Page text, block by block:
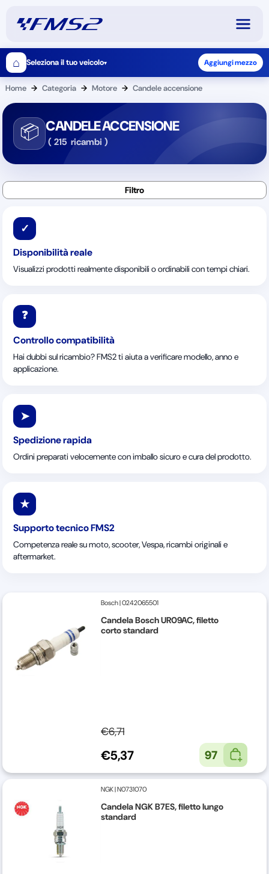
⌂ Seleziona il tuo veicolo▾ Aggiungi mezzo
Home → Categoria → Motore → Candele accensione
📦 CANDELE ACCENSIONE
( 215 ricambi )
✓
Disponibilità reale
Visualizzi prodotti realmente disponibili o ordinabili con tempi chiari.
❓
Controllo compatibilità
Hai dubbi sul ricambio? FMS2 ti aiuta a verificare modello, anno e
applicazione.
➤
Spedizione rapida
Ordini preparati velocemente con imballo sicuro e cura del prodotto.
★
Supporto tecnico FMS2
Competenza reale su moto, scooter, Vespa, ricambi originali e
aftermarket.
Bosch|0242065501
Candela Bosch UR09AC, filetto
corto standard
€6,71
€5,37 97
NGK|N0731070
Candela NGK B7ES, filetto lungo
standard